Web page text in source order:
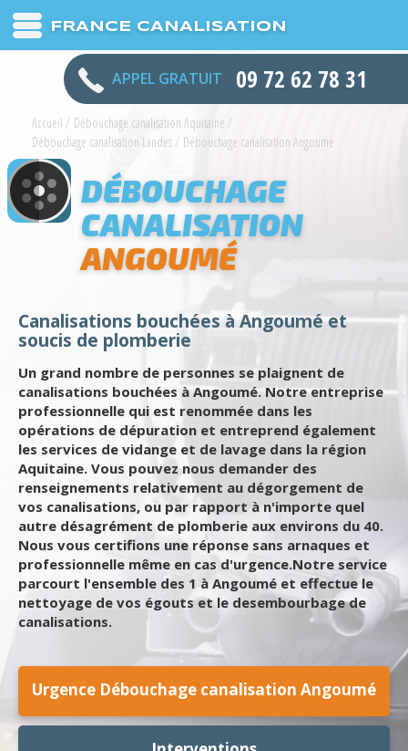
FRANCE CANALISATION
APPEL GRATUIT 09 72 62 78 31
Accueil / Débouchage canalisation Aquitaine /
Débouchage canalisation Landes/ Débouchage canalisation Angoumé
DÉBOUCHAGE
CANALISATION
ANGOUMÉ
Canalisations bouchées à Angoumé et
soucis de plomberie
Un grand nombre de personnes se plaignent de
canalisations bouchées à Angoumé. Notre entreprise
professionnelle qui est renommée dans les
opérations de dépuration et entreprend également
les services de vidange et de lavage dans la région
Aquitaine. Vous pouvez nous demander des
renseignements relativement au dégorgement de
vos canalisations, ou par rapport à n'importe quel
autre désagrément de plomberie aux environs du 40.
Nous vous certifions une réponse sans arnaques et
professionnelle même en cas d'urgence.Notre service
parcourt l'ensemble des 1 à Angoumé et effectue le
nettoyage de vos égouts et le desembourbage de
canalisations.
Urgence Débouchage canalisation Angoumé